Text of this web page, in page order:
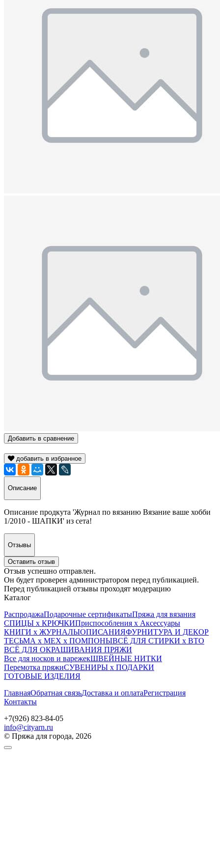
Добавить в сравнение
добавить в избранное
Описание
Описание продкута 'Журнал по вязанию Вязание ваше хобби
1/2010 - ШАПКИ' из сета!
Отзывы
Оставить отзыв
Отзыв успешно отправлен.
Он будет проверен администратором перед публикацией.
Перед публикацией отзывы проходят модерацию
Каталог
РаспродажаПодарочные сертификатыПряжа для вязания
СПИЦЫ х КРЮЧКИПриспособления х Аксессуары
КНИГИ х ЖУРНАЛЫОПИСАНИЯФУРНИТУРА И ДЕКОР
ТЕСЬМА х МЕХ х ПОМПОНЫВСЁ ДЛЯ СТИРКИ х ВТО
ВСЁ ДЛЯ ОКРАШИВАНИЯ ПРЯЖИ
Все для носков и варежекШВЕЙНЫЕ НИТКИ
Перемотка пряжиСУВЕНИРЫ х ПОДАРКИ
ГОТОВЫЕ ИЗДЕЛИЯ
ГлавнаяОбратная связьДоставка и оплатаРегистрация
Контакты
+7(926) 823-84-05
info@cityarn.ru
© Пряжа для города, 2026